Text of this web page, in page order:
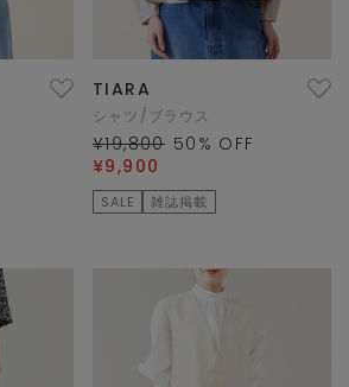
TIARA
シャツ/ブラウス
¥19,800 50 % OFF
¥9,900
SALE 雑誌掲載